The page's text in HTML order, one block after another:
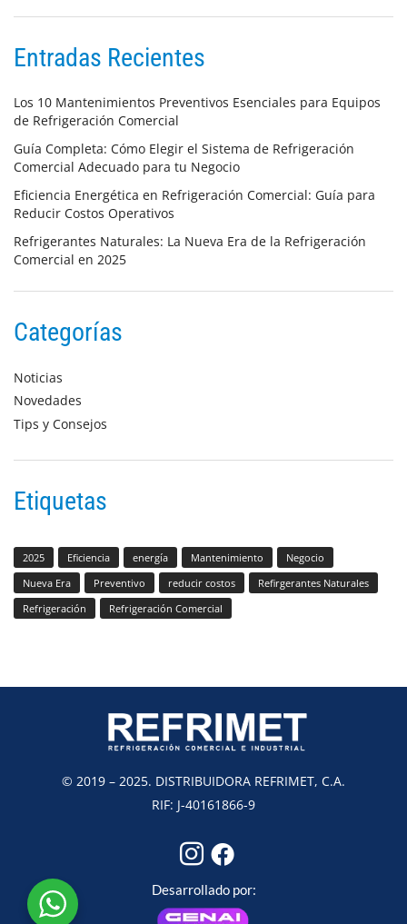
Entradas Recientes
Los 10 Mantenimientos Preventivos Esenciales para Equipos
de Refrigeración Comercial
Guía Completa: Cómo Elegir el Sistema de Refrigeración
Comercial Adecuado para tu Negocio
Eficiencia Energética en Refrigeración Comercial: Guía para
Reducir Costos Operativos
Refrigerantes Naturales: La Nueva Era de la Refrigeración
Comercial en 2025
Categorías
Noticias
Novedades
Tips y Consejos
Etiquetas
2025 Eficiencia energía Mantenimiento
Negocio
Nueva Era
Preventivo reducir costos
Refirgerantes Naturales
Refrigeración
Refrigeración Comercial
© 2019 – 2025. DISTRIBUIDORA REFRIMET, C.A.
RIF: J-40161866-9
Desarrollado por: